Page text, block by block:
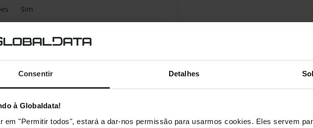
Consentir Detalhes
à Globaldata!
em "Permitir todos", estará a dar-nos permissão para usarmos cookies. Eles servem
Sim
Não
Não